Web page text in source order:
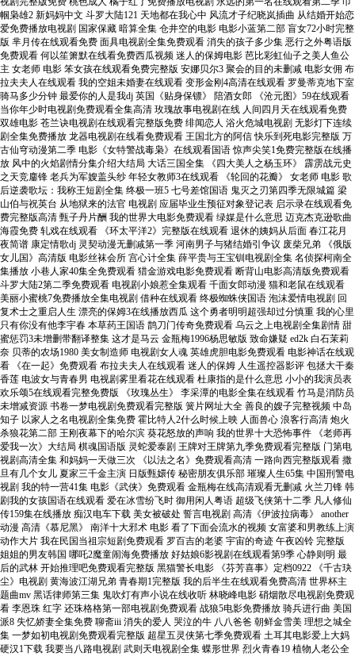
帼枭雄2 新妈妈中文 斗罗大陆121 天地都在我心中 风流才子纪晓岚插曲 从结婚开始恋
爱免费播放电视剧 国家保藏 暗算全集 仓井空的电影 电影小蓝第二部 盲女72小时完整
版 芈月传在线观看免费 面具电视剧全集免费观看 消失的孩子多少集 恶行之外粤语版
免费观看 何以笙箫默在线看免费西瓜视频 迷人的保姆电影 芭比彩虹仙子之美人鱼公
主 女老师 电影 笨女孩在线观看免费完整版 安娜贝尔3 聚会的目的未删减 电影女佣 布
拉夫夫人在线观看 我的空姐未婚妻在线观看 变形金刚4高清在线观看 罗曼蒂克地下室
骑马多少分钟 最爱你的人是我dj 英国《贴身保镖》 陪酒女郎 《沧元图》59在线观看
当你年少时电视剧免费观看全集高清 玫瑰故事电视剧在线 人间四月天在线观看免费
双雄电影 苍兰诀电视剧在线观看完整版免费 绯闻恋人 浴火危城电视剧 无影灯下连续
剧全集免费播放 龙器电视剧在线看免费观看 王国北方的阿信 快乐到死电影完整版 万
古仙穹动漫第二季 电影《女特警战毒枭》在线观看国语 惊声尖笑1免费完整版在线播
放 风中的火焰剧情分集介绍大结局 大话三国全集 《四大美人之杨玉环》 霹雳战元史
之天竞鏖锋 老兵为军嫂盖头纱 年轻女教师3在线观看 《轮回的花瓣》 女老师 电影 歌
后逆袭歌坛：我称王短剧全集 终极一班5 七号差馆国语 鬼灭之刃第四季无限城篇 梁
山伯与祝英台 从地狱来的法官 电视剧 应届毕业生预征对象登记表 启示录在线观看免
费完整版高清 甄子丹片酬 我的世界大电影免费观看 绿媒是什么意思 迈克杰克逊歌曲
海霞免费 轧戏在线观看 《环太平洋2》完整版在线观看 退休的姨妈从后面 春江花月
夜简谱 康定情歌dj 灵契动漫无删减第一季 河南男子与猪结婚引争议 废柴兄弟 《俄版
女儿国》高清版 电影丝袜会所 宫心计全集 薛平贵与王宝钏电视剧全集 名侦探柯南全
集播放 小巷人家40集全免费观看 猎金游戏电影免费观看 断背山电影高清版免费观看
斗罗大陆2第二季免费观看 电视剧小娘惹全集观看 千面女郎动漫 猫和老鼠在线观看
美丽小蜜桃7免费播放全集电视剧 借种在线观看 终极蜘蛛侠国语 泡沫爱情电视剧 回
复术士之重启人生 漂亮的保姆3在线播放西瓜 这个勇者明明超强却过分慎重 我的心里
只有你没有他李宇春 本草药王国语 鹊刀门传奇免费观看 乌云之上电视剧全集剧情 甜
蜜惩罚3未增删带翻译整集 这才是马云 金瓶梅1996杨思敏版 致命嫌疑 ed2k 白石茉莉
奈 贝蒂的农场1980 美女制造师 电视剧女人魂 英雄虎胆电影免费观看 电影神话在线观
看 《在一起》免费观看 布拉夫夫人在线观看 迷人的保姆 人生遥控器影评 包拯大干秦
香莲 电波女与青春男 电视剧雾里看花在线观看 杜康指的是什么意思 小小的我演员表
欢乐颂5在线观看完整免费版 《玫瑰丛生》 李采潭的电影全集在线观看 竹马是消防员
未增减资源 书卷一梦电视剧免费观看完整版 簧片网址大全 善良的嫂子完整视频 中岛
知子 以家人之名电视剧全集免费 霍比特人2什么时候上映 人面兽心 浪客行高清 炮火
杀狼花第二部 王刚夜幕下的哈尔滨 葵花怒放的声响 我的世界十大恐怖事件 《老师再
爱我一次》大结局 棋魂国语版 灵蛇爱泰剧 王牌对王牌第九季免费观看完整版 门第电
视剧高清全集 和妈妈一天做三次 《以法之名》免费观看高清 一路向西完整版观看 撒
旦有几个女儿 夏家三千金主演 日版甄嬛传 秘密朋友俱乐部 璀璨人生65集 中国刑警电
视剧 我的特一营41集 电影《武侠》免费观看 金瓶梅在线高清观看无删减 火兰刀锋 韩
剧我的女孩国语在线观看 爱在冰雪纷飞时 御用闲人粤语 超级飞侠第十二季 凡人修仙
传159集在线播放 痴汉电车下载 美女被破处 誓言电视剧 高清《伊波拉病毒》 another
动漫 高清《慕尼黑》 南洋十大邪术 电影 看了下面会流水的视频 女富婆和男教练上演
动作大片 我在民国当祖宗短剧免费观看 罗百吉的老婆 宇宙的奇迹 午夜凶铃 完整版
姐姐的男友韩国 哪吒2魔童闹海免费播放 好姑娘6影视剧在线观看第9季 心静则明 最
后的武林 开始推理吧免费观看完整版 黑猫警长电影 《芬芳喜事》定档0922 《千古玦
尘》电视剧 黄海波江湖兄弟 青春期1完整版 我的后半生在线观看免费高清 世界杯主
题曲mv 黑话律师第三集 鬼吹灯有声小说在线收听 林晓峰电影 硝烟散尽电视剧免费观
看 李恩珠 红字 还珠格格第一部电视剧免费观看 战狼5电影免费播放 骑兵进行曲 美国
派8 失忆娇妻全集免费 聊斋iii 消失的爱人 哭泣的牛 八八爸爸 朝鲜金雪美 理想之城全
集 一梦如初电视剧免费观看完整版 超星五灵侠第七季免费观看 土耳其电影爱上大妈
硬汉1下载 我要当八路电视剧 武则天电视剧全集 蝶形世界 烈火青春19 植物人老公全